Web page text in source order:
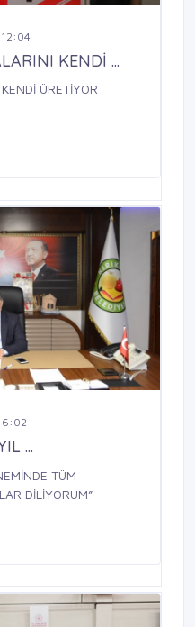
12:04
KENDİ ...
ÜRETİYOR
...
TÜM
DİLİYORUM”